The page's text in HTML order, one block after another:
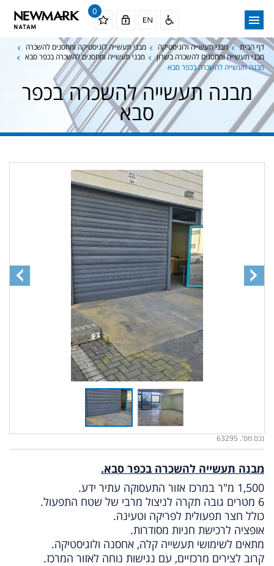
0
דף הבית מבני תעשייה ולוגיסטיקה
מבני תעשייה לוגיסטיקה ומחסנים להשכרה
מבני תעשייה ומחסנים להשכרה בשרון
מבני תעשייה ומחסנים להשכרה בכפר סבא
מבנה תעשייה להשכרה בכפר סבא
מבנה תעשייה להשכרה בכפר
סבא
נכס מס'. 63295
מבנה תעשייה להשכרה בכפר סבא.
1,500 מ"ר במרכז אזור התעסוקה עתיר ידע.
6 מטרים גובה תקרה לניצול מרבי של שטח התפעול.
כולל חצר תפעולית לפריקה וטעינה.
אופציה לרכישת חניות מסודרות.
מתאים לשימושי תעשייה קלה, אחסנה ולוגיסטיקה.
קרוב לצירים מרכזיים, עם נגישות נוחה לאזור המרכז.